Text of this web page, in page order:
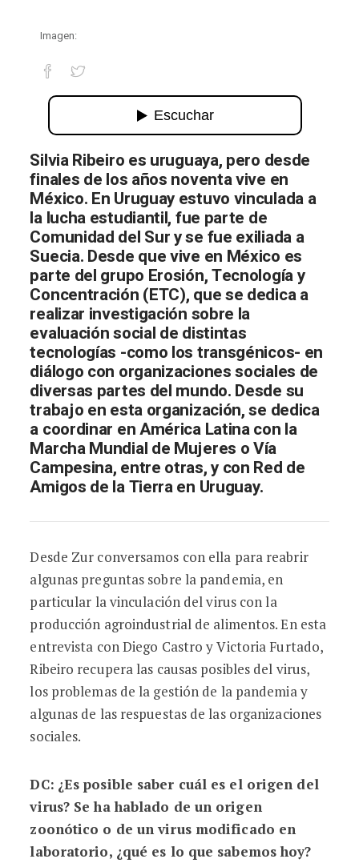
Imagen:
Las causas de la pandemia.
Silvia Ribeiro es uruguaya, pero desde
finales de los años noventa vive en
México. En Uruguay estuvo vinculada a
la lucha estudiantil, fue parte de
Comunidad del Sur y se fue exiliada a
Suecia. Desde que vive en México es
parte del grupo Erosión, Tecnología y
Concentración (ETC), que se dedica a
realizar investigación sobre la
evaluación social de distintas
tecnologías -como los transgénicos- en
diálogo con organizaciones sociales de
diversas partes del mundo. Desde su
trabajo en esta organización, se dedica
a coordinar en América Latina con la
Marcha Mundial de Mujeres o Vía
Campesina, entre otras, y con Red de
Amigos de la Tierra en Uruguay.
Desde Zur conversamos con ella para reabrir
algunas preguntas sobre la pandemia, en
particular la vinculación del virus con la
producción agroindustrial de alimentos. En esta
entrevista con Diego Castro y Victoria Furtado,
Ribeiro recupera las causas posibles del virus,
los problemas de la gestión de la pandemia y
algunas de las respuestas de las organizaciones
sociales.
DC: ¿Es posible saber cuál es el origen del
virus? Se ha hablado de un origen
zoonótico o de un virus modificado en
laboratorio, ¿qué es lo que sabemos hoy?